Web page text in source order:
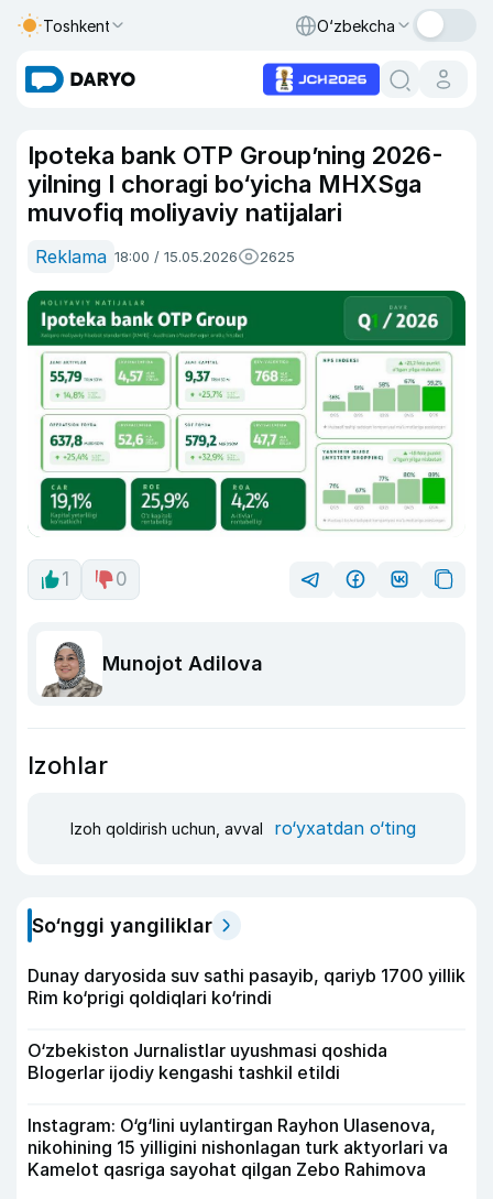
Toshkent O‘zbekcha
Ipoteka bank OTP Group’ning 2026-
yilning I choragi bo‘yicha MHXSga
muvofiq moliyaviy natijalari
Reklama 18:00 / 15.05.2026 2625
1 0
Munojot Adilova
Izohlar
Izoh qoldirish uchun, avval ro‘yxatdan o‘ting
So‘nggi yangiliklar
Dunay daryosida suv sathi pasayib, qariyb 1700 yillik
Rim ko‘prigi qoldiqlari ko‘rindi
O‘zbekiston Jurnalistlar uyushmasi qoshida
Blogerlar ijodiy kengashi tashkil etildi
Instagram: O‘g‘lini uylantirgan Rayhon Ulasenova,
nikohining 15 yilligini nishonlagan turk aktyorlari va
Kamelot qasriga sayohat qilgan Zebo Rahimova